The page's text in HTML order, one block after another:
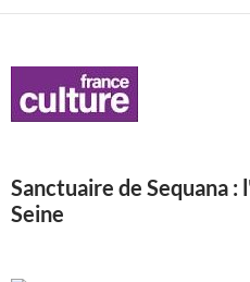
Sanctuaire de Sequana
Seine